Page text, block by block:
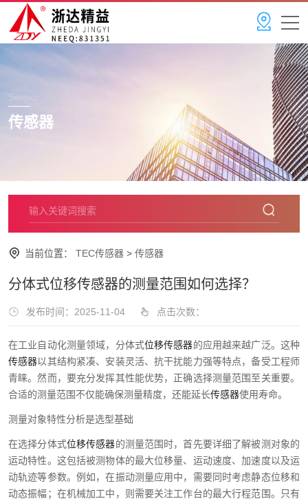
Sensor
传感器
当前位置： TEC传感器 > 传感器
分体式位移传感器的测量范围如何选择？
发布时间：2025-11-04 点击次数：
在工业自动化测量领域，分体式位移传感器的应用越来越广泛。这种
传感器以其结构紧凑、安装灵活、抗干扰能力强等特点，备受工程师
青睐。然而，要充分发挥其性能优势，正确选择测量范围至关重要。
合适的测量范围不仅能确保测量精度，还能延长传感器使用寿命。
测量对象特性分析是选型基础
在选择分体式位移传感器的测量范围时，首先要详细了解被测对象的
运动特性。这包括被测物体的最大位移量、运动速度、加速度以及运
动轨迹等参数。例如，在振动测量应用中，需要同时考虑静态位移和
动态振幅；在机械加工中，则需要关注工作台的最大行程范围。只有